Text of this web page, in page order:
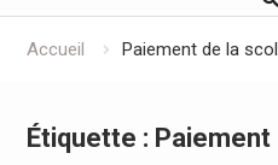
Accueil Paiement de la
Étiquette : Paiement